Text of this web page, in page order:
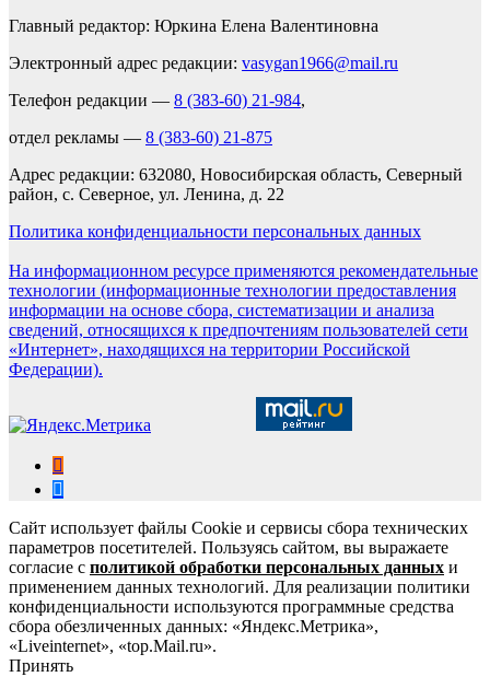
Главный редактор: Юркина Елена Валентиновна
Электронный адрес редакции: vasygan1966@mail.ru
Телефон редакции — 8 (383-60) 21-984,
отдел рекламы — 8 (383-60) 21-875
Адрес редакции: 632080, Новосибирская область, Северный
район, с. Северное, ул. Ленина, д. 22
Политика конфиденциальности персональных данных
На информационном ресурсе применяются рекомендательные
технологии (информационные технологии предоставления
информации на основе сбора, систематизации и анализа
сведений, относящихся к предпочтениям пользователей сети
«Интернет», находящихся на территории Российской
Федерации).
Сайт использует файлы Cookie и сервисы сбора технических
параметров посетителей. Пользуясь сайтом, вы выражаете
согласие с политикой обработки персональных данных и
применением данных технологий. Для реализации политики
конфиденциальности используются программные средства
сбора обезличенных данных: «Яндекс.Метрика»,
«Liveinternet», «top.Mail.ru».
Принять